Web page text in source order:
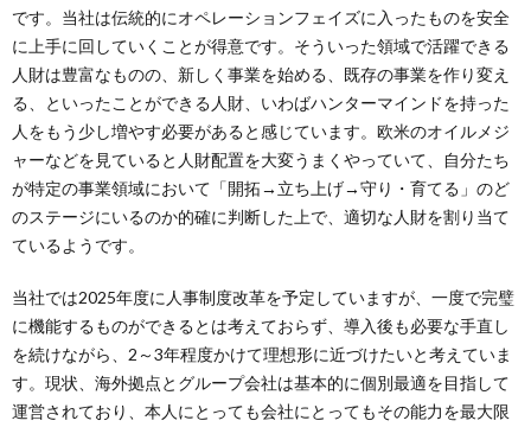
です。当社は伝統的にオペレーションフェイズに入ったものを安全
に上手に回していくことが得意です。そういった領域で活躍できる
人財は豊富なものの、新しく事業を始める、既存の事業を作り変え
る、といったことができる人財、いわばハンターマインドを持った
人をもう少し増やす必要があると感じています。欧米のオイルメジ
ャーなどを見ていると人財配置を大変うまくやっていて、自分たち
が特定の事業領域において「開拓→立ち上げ→守り・育てる」のど
のステージにいるのか的確に判断した上で、適切な人財を割り当て
ているようです。
当社では2025年度に人事制度改革を予定していますが、一度で完璧
に機能するものができるとは考えておらず、導入後も必要な手直し
を続けながら、2～3年程度かけて理想形に近づけたいと考えていま
す。現状、海外拠点とグループ会社は基本的に個別最適を目指して
運営されており、本人にとっても会社にとってもその能力を最大限